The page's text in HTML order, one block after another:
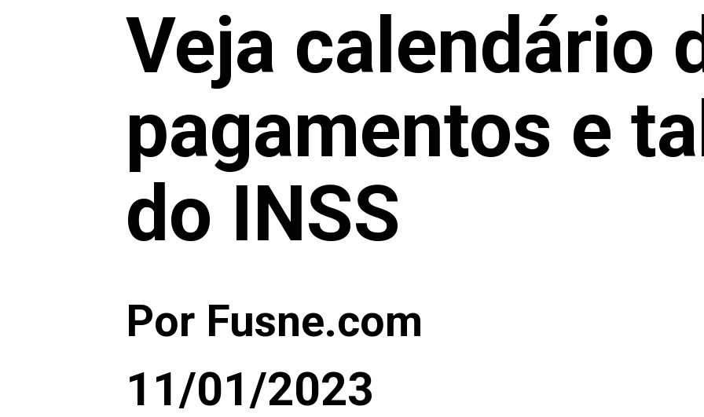
Por Fusne.com
11/01/2023
Veja calendário
pagamentos e
do INSS